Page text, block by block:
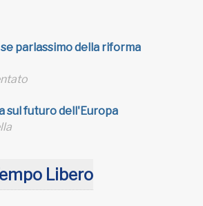
parlassimo della riforma
sul futuro dell'Europa
Libero